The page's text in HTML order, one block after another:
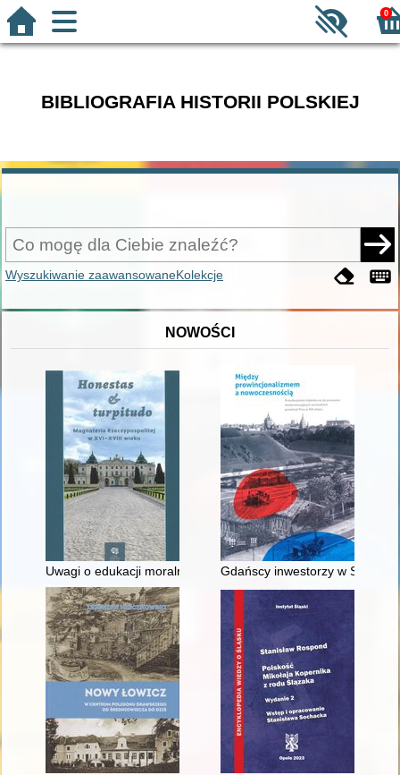
0
BIBLIOGRAFIA HISTORII POLSKIEJ
Wyszukiwanie zaawansowaneKolekcje
NOWOŚCI
Uwagi o edukacji moralnej synów szlacheckich w XVI-
Gdańscy inwestorzy w